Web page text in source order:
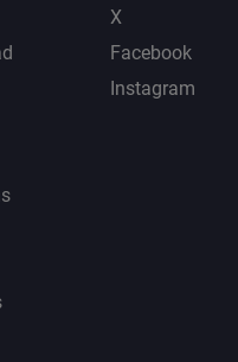
X
Facebook
Instagram